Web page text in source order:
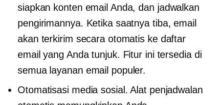
siapkan konten email Anda, dan jadwalkan
pengirimannya. Ketika saatnya tiba, email
akan terkirim secara otomatis ke daftar
email yang Anda tunjuk. Fitur ini tersedia di
semua layanan email populer.
Otomatisasi media sosial. Alat penjadwalan